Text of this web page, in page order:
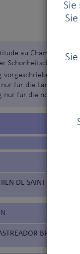
Sie
au Championnat
Schönheitschampion“)
vorgeschrieben
für die Länder, die
nur für die nordischen
DE SAINT HUBERT